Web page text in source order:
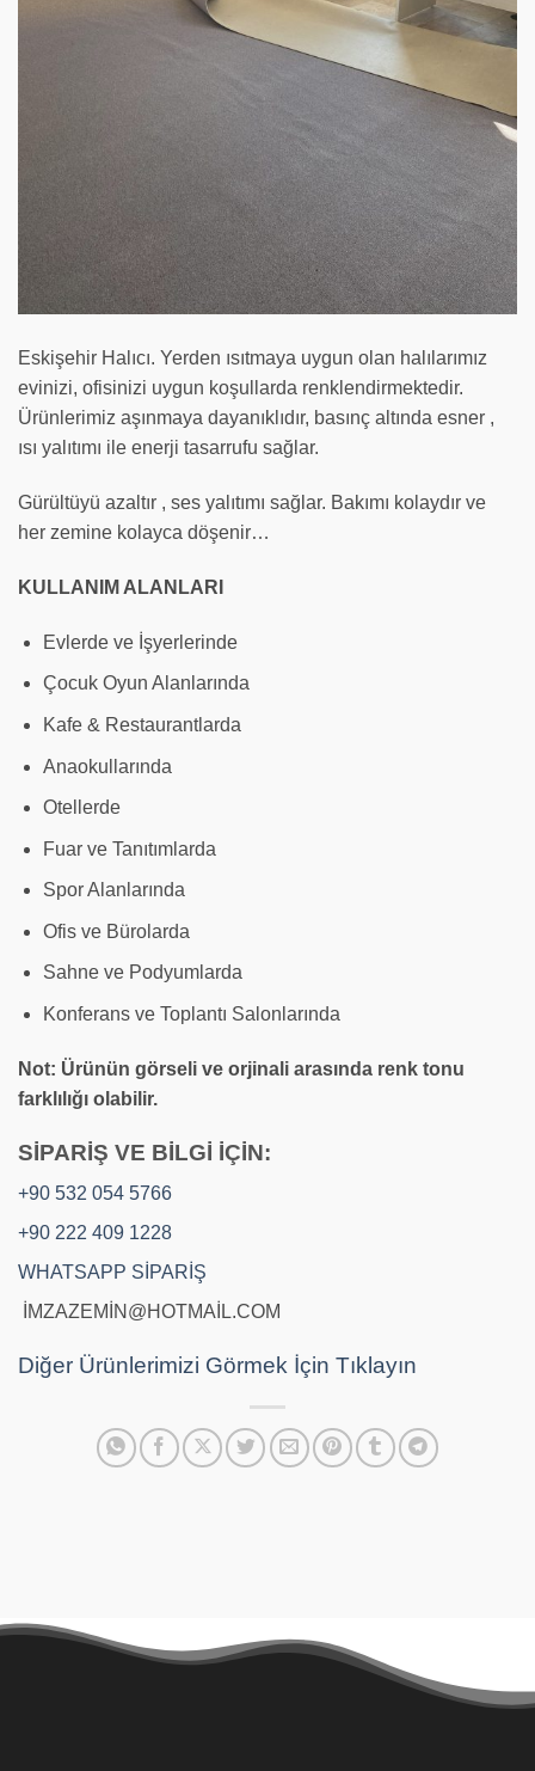
Eskişehir Halıcı. Yerden ısıtmaya uygun olan halılarımız
evinizi, ofisinizi uygun koşullarda renklendirmektedir.
Ürünlerimiz aşınmaya dayanıklıdır, basınç altında esner ,
ısı yalıtımı ile enerji tasarrufu sağlar.
Gürültüyü azaltır , ses yalıtımı sağlar. Bakımı kolaydır ve
her zemine kolayca döşenir…
KULLANIM ALANLARI
Evlerde ve İşyerlerinde
Çocuk Oyun Alanlarında
Kafe & Restaurantlarda
Anaokullarında
Otellerde
Fuar ve Tanıtımlarda
Spor Alanlarında
Ofis ve Bürolarda
Sahne ve Podyumlarda
Konferans ve Toplantı Salonlarında
Not: Ürünün görseli ve orjinali arasında renk tonu
farklılığı olabilir.
SİPARİŞ VE BİLGİ İÇİN:
+90 532 054 5766
+90 222 409 1228
WHATSAPP SİPARİŞ
İMZAZEMİN@HOTMAİL.COM
Diğer Ürünlerimizi Görmek İçin Tıklayın